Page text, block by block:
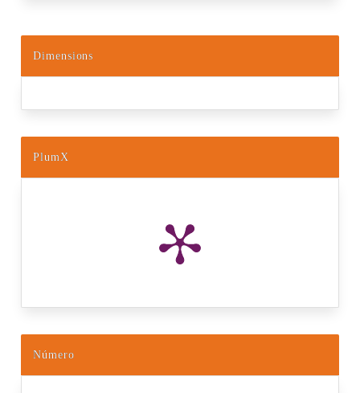
Dimensions
PlumX
Número